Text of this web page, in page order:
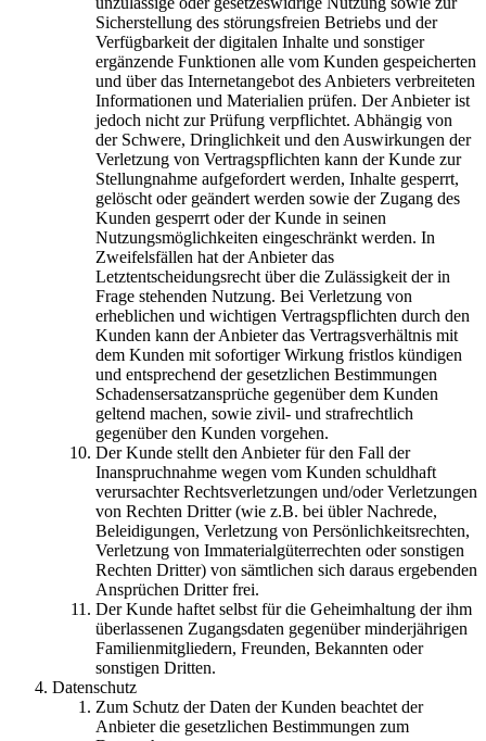
Sicherstellung des störungsfreien Betriebs und der
Verfügbarkeit der digitalen Inhalte und sonstiger
ergänzende Funktionen alle vom Kunden gespeicherten
und über das Internetangebot des Anbieters verbreiteten
Informationen und Materialien prüfen. Der Anbieter ist
jedoch nicht zur Prüfung verpflichtet. Abhängig von
der Schwere, Dringlichkeit und den Auswirkungen der
Verletzung von Vertragspflichten kann der Kunde zur
Stellungnahme aufgefordert werden, Inhalte gesperrt,
gelöscht oder geändert werden sowie der Zugang des
Kunden gesperrt oder der Kunde in seinen
Nutzungsmöglichkeiten eingeschränkt werden. In
Zweifelsfällen hat der Anbieter das
Letztentscheidungsrecht über die Zulässigkeit der in
Frage stehenden Nutzung. Bei Verletzung von
erheblichen und wichtigen Vertragspflichten durch den
Kunden kann der Anbieter das Vertragsverhältnis mit
dem Kunden mit sofortiger Wirkung fristlos kündigen
und entsprechend der gesetzlichen Bestimmungen
Schadensersatzansprüche gegenüber dem Kunden
geltend machen, sowie zivil- und strafrechtlich
gegenüber den Kunden vorgehen.
Der Kunde stellt den Anbieter für den Fall der
Inanspruchnahme wegen vom Kunden schuldhaft
verursachter Rechtsverletzungen und/oder Verletzungen
von Rechten Dritter (wie z.B. bei übler Nachrede,
Beleidigungen, Verletzung von Persönlichkeitsrechten,
Verletzung von Immaterialgüterrechten oder sonstigen
Rechten Dritter) von sämtlichen sich daraus ergebenden
Ansprüchen Dritter frei.
Der Kunde haftet selbst für die Geheimhaltung der ihm
überlassenen Zugangsdaten gegenüber minderjährigen
Familienmitgliedern, Freunden, Bekannten oder
sonstigen Dritten.
Datenschutz
Zum Schutz der Daten der Kunden beachtet der
Anbieter die gesetzlichen Bestimmungen zum